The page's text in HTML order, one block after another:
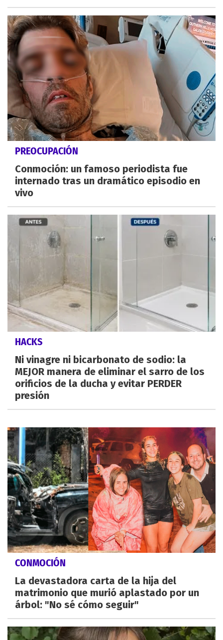
PREOCUPACIÓN
Conmoción: un famoso periodista fue
internado tras un dramático episodio en
vivo
HACKS
Ni vinagre ni bicarbonato de sodio: la
MEJOR manera de eliminar el sarro de los
orificios de la ducha y evitar PERDER
presión
CONMOCIÓN
La devastadora carta de la hija del
matrimonio que murió aplastado por un
árbol: "No sé cómo seguir"